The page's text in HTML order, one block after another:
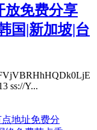
免费分享
国|新加坡|台
ss://Y...